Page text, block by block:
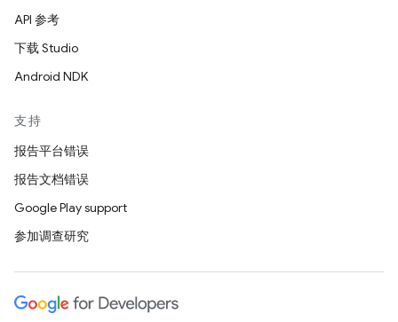
API 参考
下载 Studio
Android NDK
支持
报告平台错误
报告文档错误
Google Play support
参加调查研究